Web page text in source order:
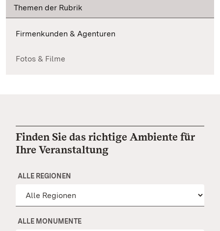
Themen der Rubrik
Firmenkunden & Agenturen
Fotos & Filme
Finden Sie das richtige Ambiente für
Ihre Veranstaltung
ALLE REGIONEN
ALLE MONUMENTE